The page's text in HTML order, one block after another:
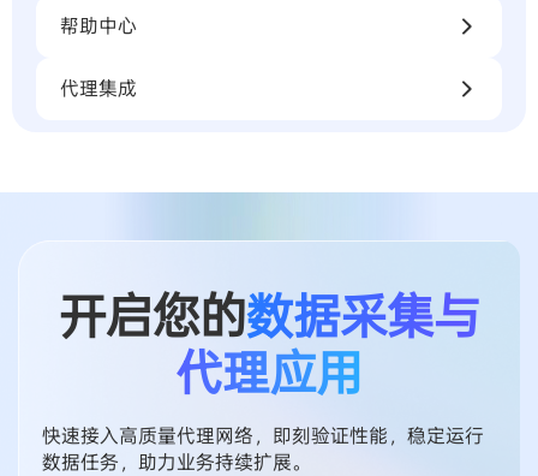
帮助中心
代理集成
开启您的数据采集与
代理应用
快速接入高质量代理网络，即刻验证性能，稳定运行
数据任务，助力业务持续扩展。